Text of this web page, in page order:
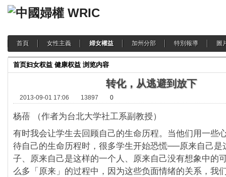
首頁 女性主義 婦女權益 加州分部 特別報導 圖
首页妇女权益 健康权益 浏览内容
转化，从逃避到放下
2013-09-01 17:06 13897 0
杨蓓 （作者为台北大学社工系副教授）
有时我会让学生去回顾自己的生命历程。当他们用一些
待自己的生命历程时，很多学生开始恐慌──原来自己是
子、原来自己是这样的一个人、原来自己没有想象中
么多「原来」的过程中，因为这些负面情绪的关系，我